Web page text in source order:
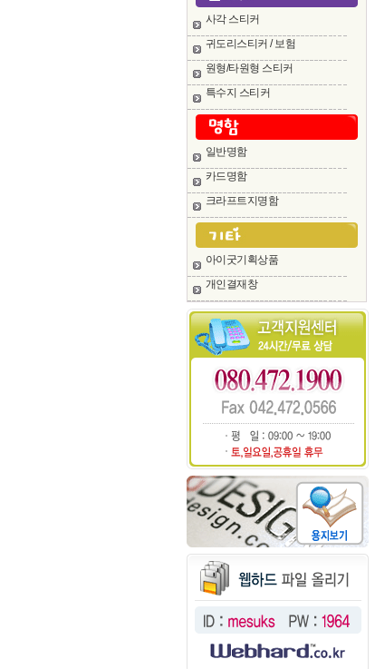
사각 스티커
귀도리스티커 / 보험
원형/타원형 스티커
특수지 스티커
일반명함
카드명함
크라프트지명함
아이굿기획상품
개인결재창